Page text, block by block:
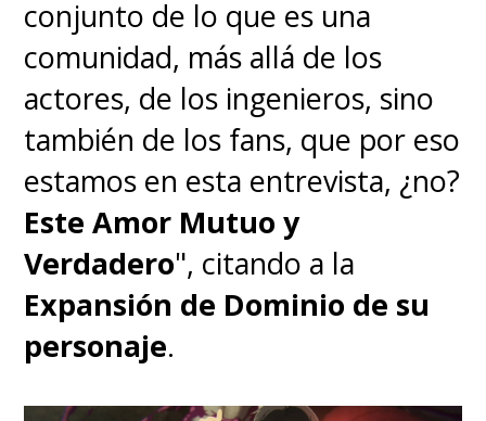
en mujer y oso panda -
respectivamente- con el agua
fría y ese será tan solo el
inicio de una serie de
situaciones cómicas,
hilarantes y románticas que
tendrán al centro a Ranma y
Akane, a quienesno les atrae
la idea de estar
comprometidos...¿osí?
conjunto de lo que es una
comunidad, más allá de los
actores, de los ingenieros, sino
también de los fans, que por eso
estamos en esta entrevista, ¿no?
Este Amor Mutuo y
Verdadero", citando a la
Expansión de Dominio de su
personaje.